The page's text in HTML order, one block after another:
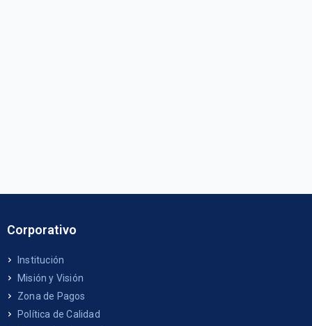
Corporativo
Institución
Misión y Visión
Zona de Pagos
Política de Calidad